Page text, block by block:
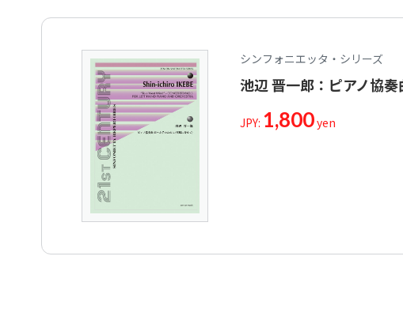
シンフォニエッタ・シリーズ
池辺 晋一郎：ピアノ協
JPY: 1,800yen